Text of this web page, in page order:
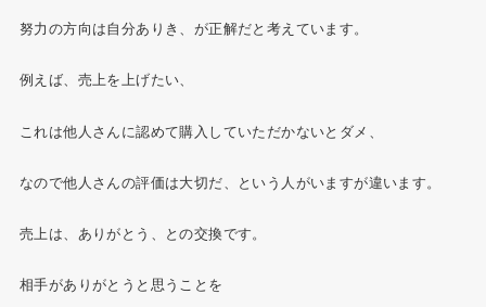
努力の方向は自分ありき、が正解だと考えています。
例えば、売上を上げたい、
これは他人さんに認めて購入していただかないとダメ、
なので他人さんの評価は大切だ、という人がいますが違います。
売上は、ありがとう、との交換です。
相手がありがとうと思うことを